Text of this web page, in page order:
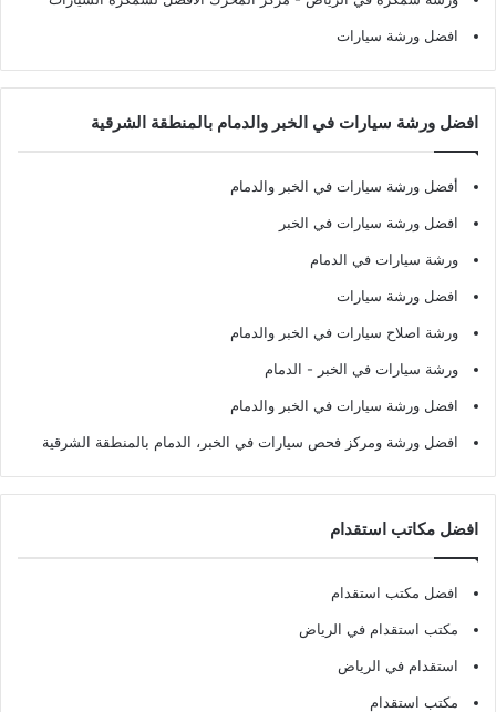
افضل ورشة سيارات
افضل ورشة سيارات في الخبر والدمام بالمنطقة الشرقية
أفضل ورشة سيارات في الخبر والدمام
افضل ورشة سيارات في الخبر
ورشة سيارات في الدمام
افضل ورشة سيارات
ورشة اصلاح سيارات في الخبر والدمام
ورشة سيارات في الخبر - الدمام
افضل ورشة سيارات في الخبر والدمام
افضل ورشة ومركز فحص سيارات في الخبر، الدمام بالمنطقة الشرقية
افضل مكاتب استقدام
افضل مكتب استقدام
مكتب استقدام في الرياض
استقدام في الرياض
مكتب استقدام